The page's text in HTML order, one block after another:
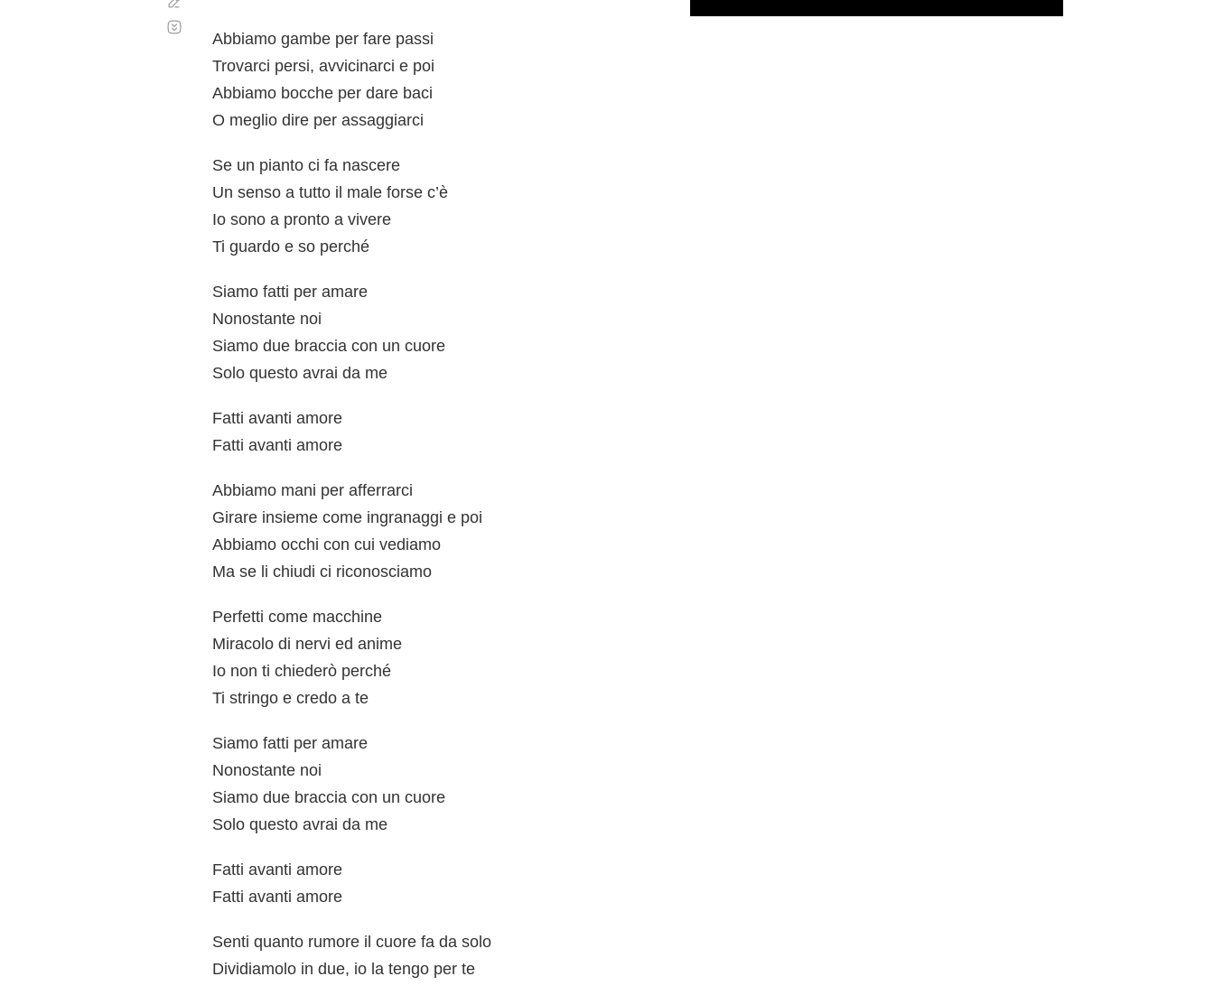
Abbiamo gambe per fare passi
Trovarci persi, avvicinarci e poi
Abbiamo bocche per dare baci
O meglio dire per assaggiarci
Se un pianto ci fa nascere
Un senso a tutto il male forse c’è
Io sono a pronto a vivere
Ti guardo e so perché
Siamo fatti per amare
Nonostante noi
Siamo due braccia con un cuore
Solo questo avrai da me
Fatti avanti amore
Fatti avanti amore
Abbiamo mani per afferrarci
Girare insieme come ingranaggi e poi
Abbiamo occhi con cui vediamo
Ma se li chiudi ci riconosciamo
Perfetti come macchine
Miracolo di nervi ed anime
Io non ti chiederò perché
Ti stringo e credo a te
Siamo fatti per amare
Nonostante noi
Siamo due braccia con un cuore
Solo questo avrai da me
Fatti avanti amore
Fatti avanti amore
Senti quanto rumore il cuore fa da solo
Dividiamolo in due, io la tengo per te
automático